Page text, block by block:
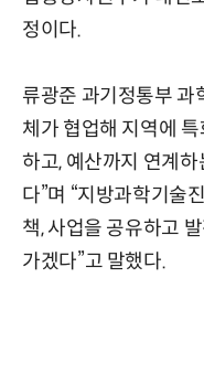
정이다.
류광준 과기정통부 과
체가 협업해 지역에
하고, 예산까지 연계
다”며 “지방과학기술
책, 사업을 공유하고
가겠다”고 말했다.